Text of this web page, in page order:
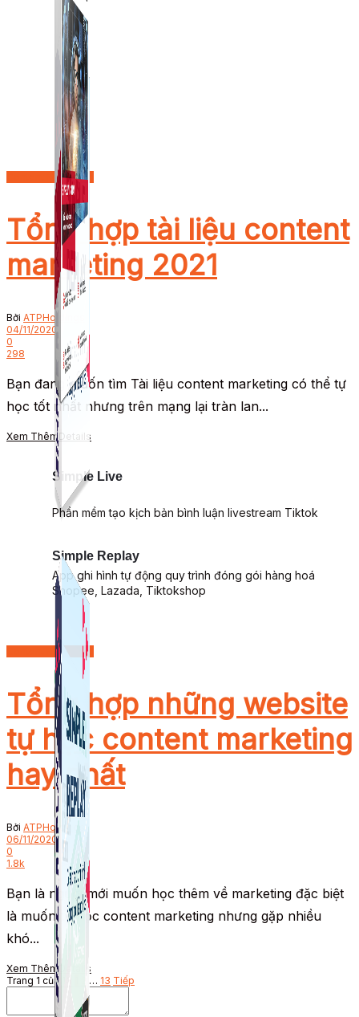
Simple Replay
App ghi hình tự động quy trình đóng gói hàng hoá
Shopee, Lazada, Tiktokshop
Simple Live
Phần mềm tạo kịch bản bình luận livestream Tiktok
Content Marketing
Tổng hợp tài liệu content
marketing 2021
Bởi ATPHoldings
04/11/2020
0
298
Bạn đang muốn tìm Tài liệu content marketing có thể tự
học tốt nhất nhưng trên mạng lại tràn lan...
Xem ThêmDetails
Content Marketing
Tổng hợp những website
tự học content marketing
hay nhất
Bởi ATPHoldings
06/11/2020
0
1.8k
Bạn là người mới muốn học thêm về marketing đặc biệt
là muốn tự học content marketing nhưng gặp nhiều
khó...
Xem Thêm Details
Trang 1 của 13
… 13 Tiếp